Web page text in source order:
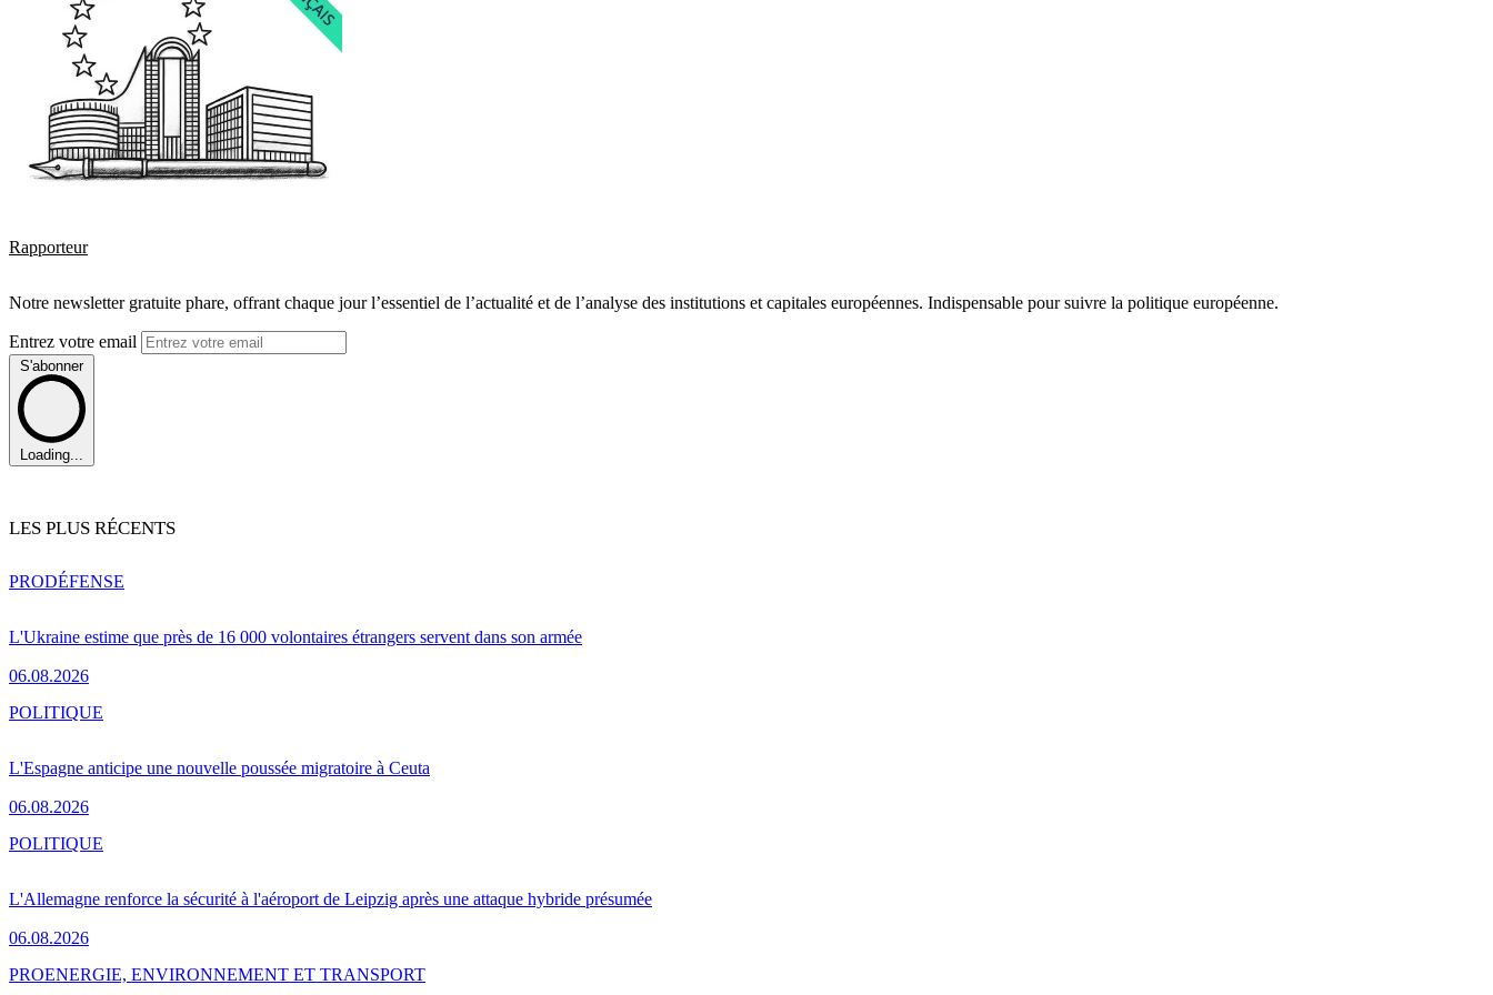
Rapporteur
Notre newsletter gratuite phare, offrant chaque jour l’essentiel de l’actualité et de l’analyse des institutions et capitales européennes. Indispensable pour suivre la politique européenne.
Entrez votre email
S'abonner
Loading...
LES PLUS RÉCENTS
L'Ukraine estime que près de 16 000 volontaires étrangers servent dans son armée
06.08.2026
PRODÉFENSE
L'Espagne anticipe une nouvelle poussée migratoire à Ceuta
06.08.2026
POLITIQUE
L'Allemagne renforce la sécurité à l'aéroport de Leipzig après une attaque hybride présumée
06.08.2026
POLITIQUE
PROENERGIE, ENVIRONNEMENT ET TRANSPORT